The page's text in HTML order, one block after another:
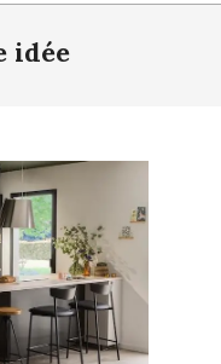
idée